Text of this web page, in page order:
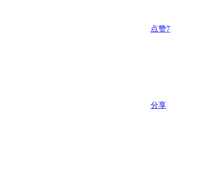
点赞7
分享